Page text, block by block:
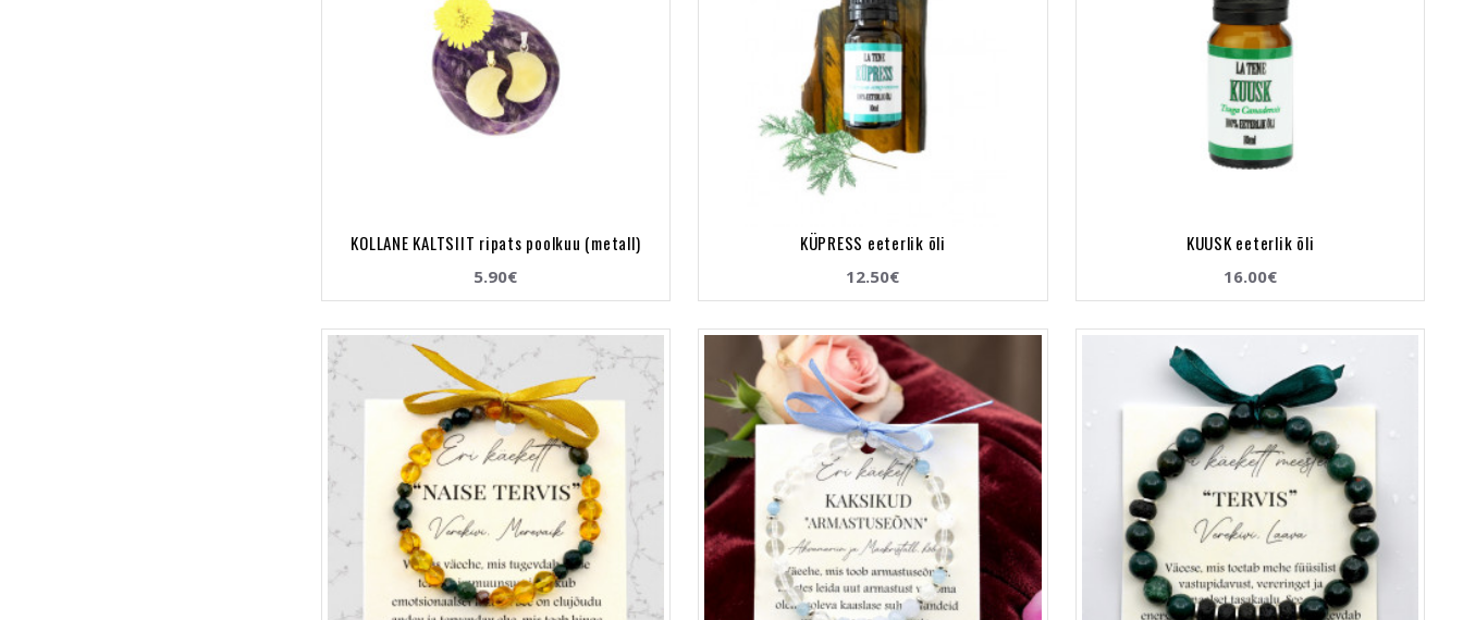
KOLLANE KALTSIIT ripats poolkuu (metall)
5.90€
KÜPRESS eeterlik õli
12.50€
KUUSK eeterlik õli
16.00€